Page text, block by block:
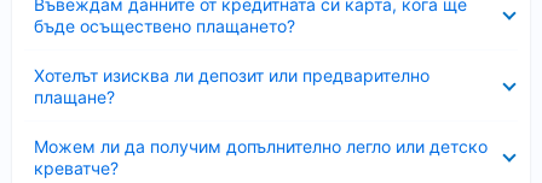
Въвеждам данните от кредитната си карта, кога ще
бъде осъществено плащането?
Хотелът изисква ли депозит или предварително
плащане?
Можем ли да получим допълнително легло или детско
креватче?